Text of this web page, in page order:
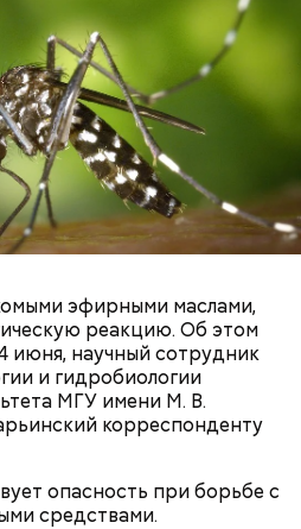
эфирными маслами,
реакцию. Об этом
июня, научный сотрудник
и гидробиологии
МГУ имени М. В.
корреспонденту
опасность при борьбе с
средствами.
и не двигаться;
махать руками;
молнию или
металлическими
на человека. Нужно вести
будто увидели дикого
академик.
допустимой дозы
из 30-километровой
до 3 мая проверял на
зараженности
Варовичей, в 12 километрах
очень хотелось увидеть
поехал к секретарю
колхоза и попросил
чудотворцу